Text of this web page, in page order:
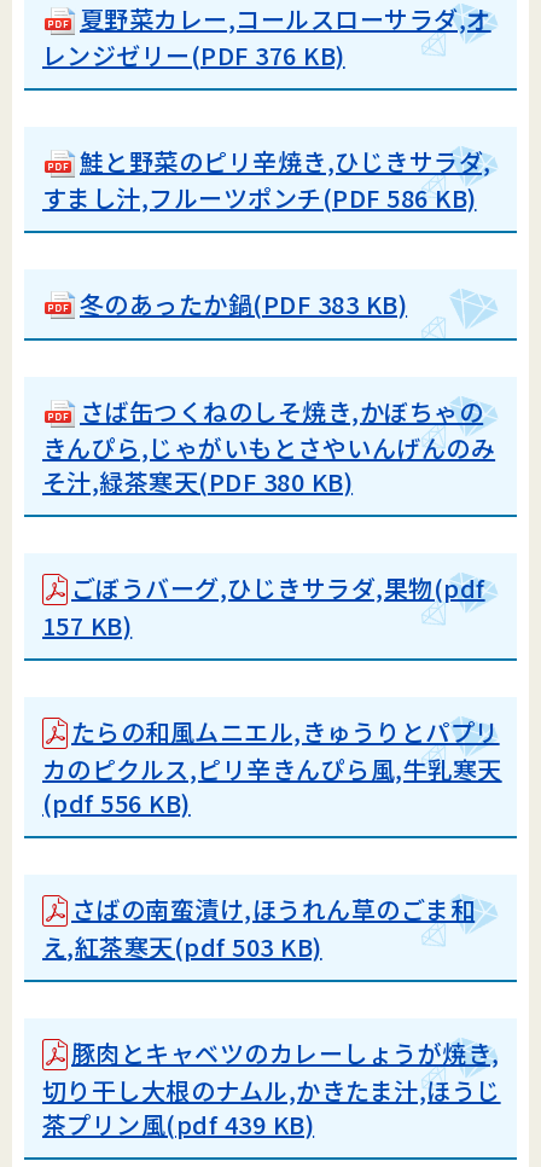
夏野菜カレー,コールスローサラダ,オ
レンジゼリー(PDF 376 KB)
鮭と野菜のピリ辛焼き,ひじきサラダ,
すまし汁,フルーツポンチ(PDF 586 KB)
冬のあったか鍋(PDF 383 KB)
さば缶つくねのしそ焼き,かぼちゃの
きんぴら,じゃがいもとさやいんげんのみ
そ汁,緑茶寒天(PDF 380 KB)
ごぼうバーグ,ひじきサラダ,果物(pdf
157 KB)
たらの和風ムニエル,きゅうりとパプリ
カのピクルス,ピリ辛きんぴら風,牛乳寒天
(pdf 556 KB)
さばの南蛮漬け,ほうれん草のごま和
え,紅茶寒天(pdf 503 KB)
豚肉とキャベツのカレーしょうが焼き,
切り干し大根のナムル,かきたま汁,ほうじ
茶プリン風(pdf 439 KB)